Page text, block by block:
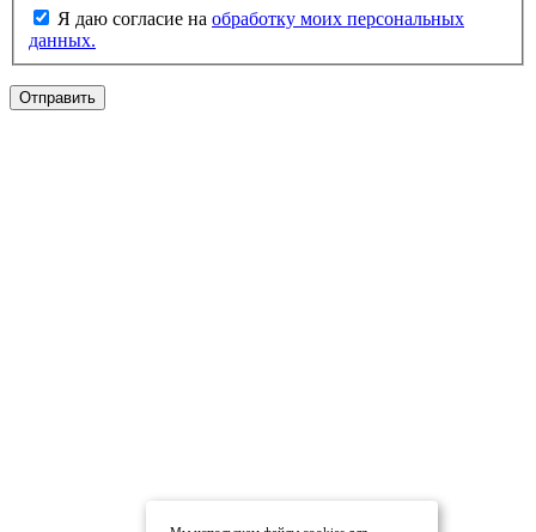
Я даю согласие на обработку моих персональных
данных.
Отправить